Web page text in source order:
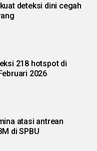
deteksi dini cegah
218 hotspot di
2026
atasi antrean
di SPBU